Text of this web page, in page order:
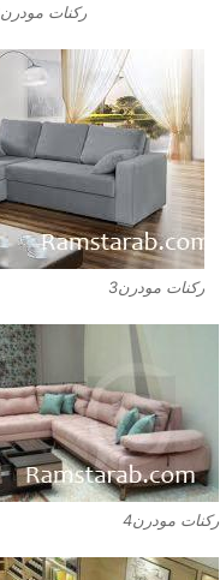
ركنات مودرن2
ركنات مودرن3
ركنات مودرن4